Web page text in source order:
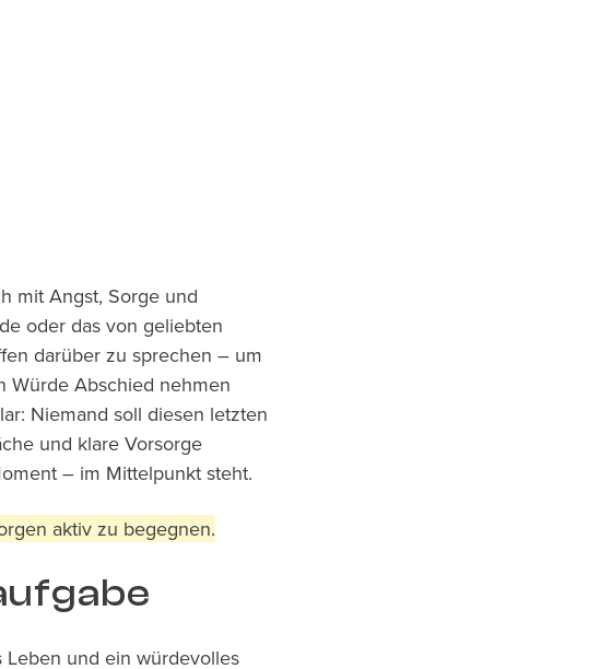
mit Angst, Sorge und
oder das von geliebten
darüber zu sprechen – um
Würde Abschied nehmen
Niemand soll diesen letzten
und klare Vorsorge
– im Mittelpunkt steht.
aktiv zu begegnen.
und ein würdevolles